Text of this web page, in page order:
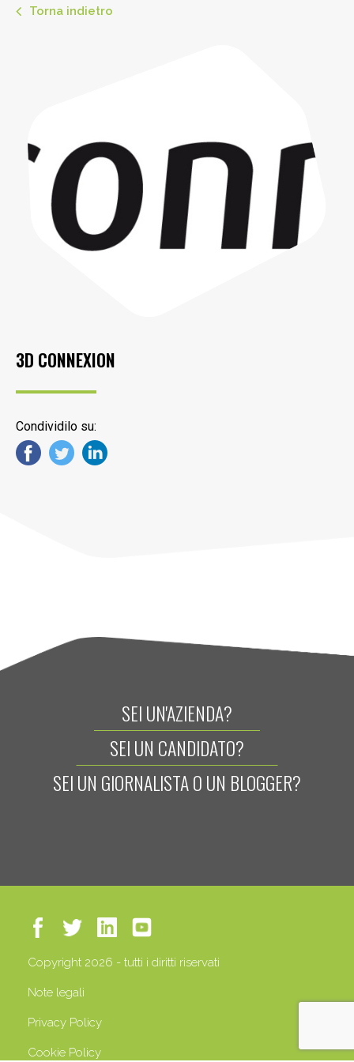
Torna indietro
3D CONNEXION
Condividilo su:
SEI UN'AZIENDA?
SEI UN CANDIDATO?
SEI UN GIORNALISTA O UN BLOGGER?
Copyright 2026 - tutti i diritti riservati
Note legali
Privacy Policy
Cookie Policy